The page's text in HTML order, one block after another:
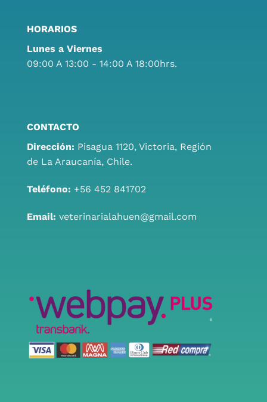
HORARIOS
Lunes a Viernes
09:00 A 13:00 - 14:00 A 18:00hrs.
CONTACTO
Dirección: Pisagua 1120, Victoria, Región
de La Araucanía, Chile.
Teléfono: +56 452 841702
Email: veterinarialahuen@gmail.com